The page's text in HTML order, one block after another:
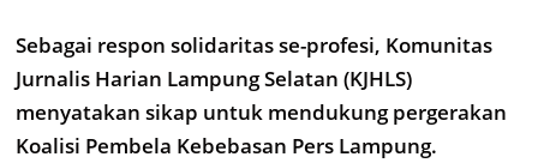
Sebagai respon solidaritas se-profesi, Komunitas
Jurnalis Harian Lampung Selatan (KJHLS)
menyatakan sikap untuk mendukung pergerakan
Koalisi Pembela Kebebasan Pers Lampung.